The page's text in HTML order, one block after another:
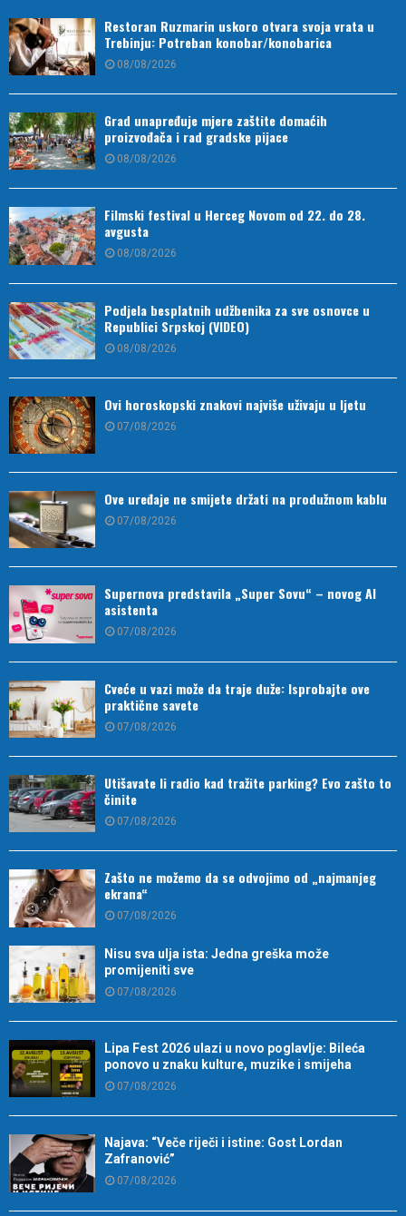
Restoran Ruzmarin uskoro otvara svoja vrata u
Trebinju: Potreban konobar/konobarica
08/08/2026
Grad unapređuje mjere zaštite domaćih
proizvođača i rad gradske pijace
08/08/2026
Filmski festival u Herceg Novom od 22. do 28.
avgusta
08/08/2026
Podjela besplatnih udžbenika za sve osnovce u
Republici Srpskoj (VIDEO)
08/08/2026
Ovi horoskopski znakovi najviše uživaju u ljetu
07/08/2026
Ove uređaje ne smijete držati na produžnom kablu
07/08/2026
Supernova predstavila „Super Sovu“ – novog AI
asistenta
07/08/2026
Cveće u vazi može da traje duže: Isprobajte ove
praktične savete
07/08/2026
Utišavate li radio kad tražite parking? Evo zašto to
činite
07/08/2026
Zašto ne možemo da se odvojimo od „najmanjeg
ekrana“
07/08/2026
Nisu sva ulja ista: Jedna greška može
promijeniti sve
07/08/2026
Lipa Fest 2026 ulazi u novo poglavlje: Bileća
ponovo u znaku kulture, muzike i smijeha
07/08/2026
Najava: “Veče riječi i istine: Gost Lordan
Zafranović”
07/08/2026